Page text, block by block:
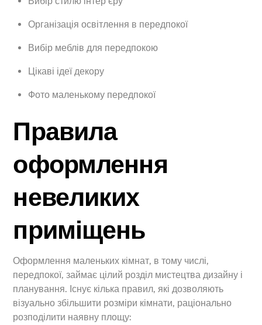
Організація освітлення в передпокої
Вибір меблів для передпокою
Цікаві ідеї декору
Фото маленькому передпокої
Правила
оформлення
невеликих
приміщень
Оформлення маленьких кімнат, в тому числі,
передпокої, займає цілий розділ мистецтва дизайну і
планування. Існує кілька правил, які дозволяють
візуально збільшити розміри кімнати, раціонально
розподілити наявну площу: